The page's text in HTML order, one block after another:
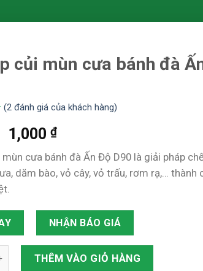
củi mùn cưa bánh đà
(2đánh giá của khách hàng)
Giá
là:
2,000 ₫.
1,000 ₫Giá
hiện
tại
là:
mùn cưa bánh đà Ấn Độ D90 là giải pháp
dăm bào, vỏ cây, vỏ trấu, rơm rạ,… thành
NHẬN BÁO GIÁ
mùn cưa bánh đà Ấn Độ D90 số lượng
THÊM VÀO GIỎ HÀNG